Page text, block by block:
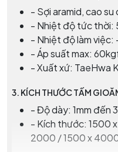
- Sợi aramid, cao
- Nhiệt độ tức thời:
- Nhiệt độ làm
- Áp suất max:
- Xuất xứ: TaeHwa
3. KÍCH THƯỚC TẤM
- Độ dày: 1mm đến
- Kích thước: 1500
2000 / 1500 x